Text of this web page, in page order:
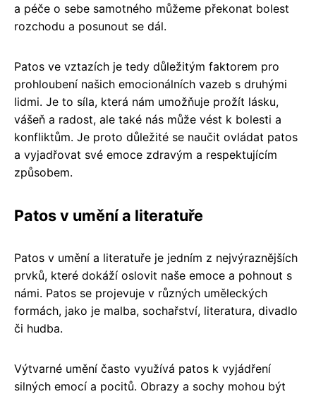
a péče o sebe samotného můžeme překonat bolest
rozchodu a posunout se dál.
Patos ve vztazích je tedy důležitým faktorem pro
prohloubení našich emocionálních vazeb s druhými
lidmi. Je to síla, která nám umožňuje prožít lásku,
vášeň a radost, ale také nás může vést k bolesti a
konfliktům. Je proto důležité se naučit ovládat patos
a vyjadřovat své emoce zdravým a respektujícím
způsobem.
Patos v umění a literatuře
Patos v umění a literatuře je jedním z nejvýraznějších
prvků, které dokáží oslovit naše emoce a pohnout s
námi. Patos se projevuje v různých uměleckých
formách, jako je malba, sochařství, literatura, divadlo
či hudba.
Výtvarné umění často využívá patos k vyjádření
silných emocí a pocitů. Obrazy a sochy mohou být